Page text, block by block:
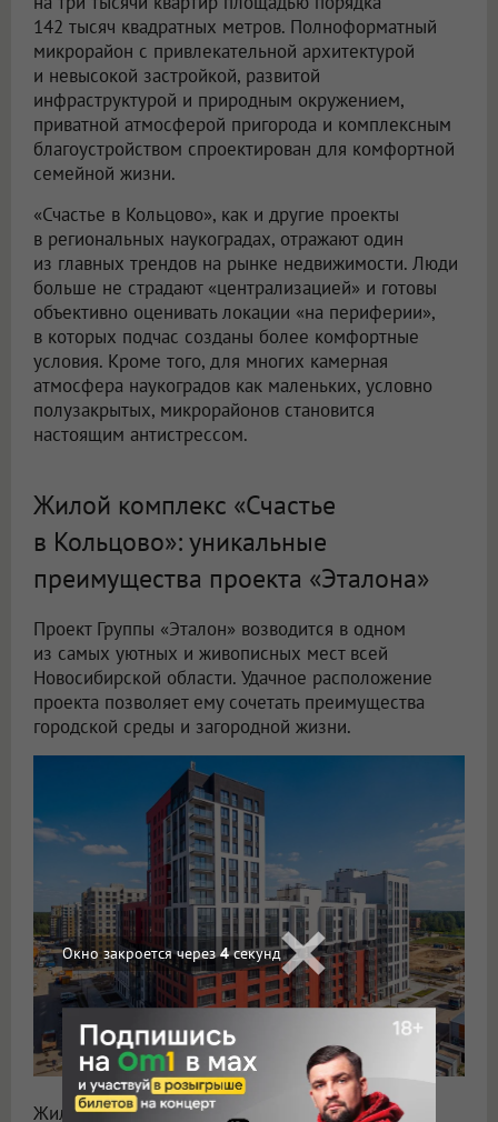
142 тысяч квадратных метров. Полноформатный
микрорайон с привлекательной архитектурой
и невысокой застройкой, развитой
инфраструктурой и природным окружением,
приватной атмосферой пригорода и комплексным
благоустройством спроектирован для комфортной
семейной жизни.
«Счастье в Кольцово», как и другие проекты
в региональных наукоградах, отражают один
из главных трендов на рынке недвижимости. Люди
больше не страдают «централизацией» и готовы
объективно оценивать локации «на периферии»,
в которых подчас созданы более комфортные
условия. Кроме того, для многих камерная
атмосфера наукоградов как маленьких, условно
полузакрытых, микрорайонов становится
настоящим антистрессом.
Жилой комплекс «Счастье
в Кольцово»: уникальные
преимущества проекта «Эталона»
Проект Группы «Эталон» возводится в одном
из самых уютных и живописных мест всей
Новосибирской области. Удачное расположение
проекта позволяет ему сочетать преимущества
городской среды и загородной жизни.
Жилой комплекс органично вписан в локацию
Окно закроется через3секунд